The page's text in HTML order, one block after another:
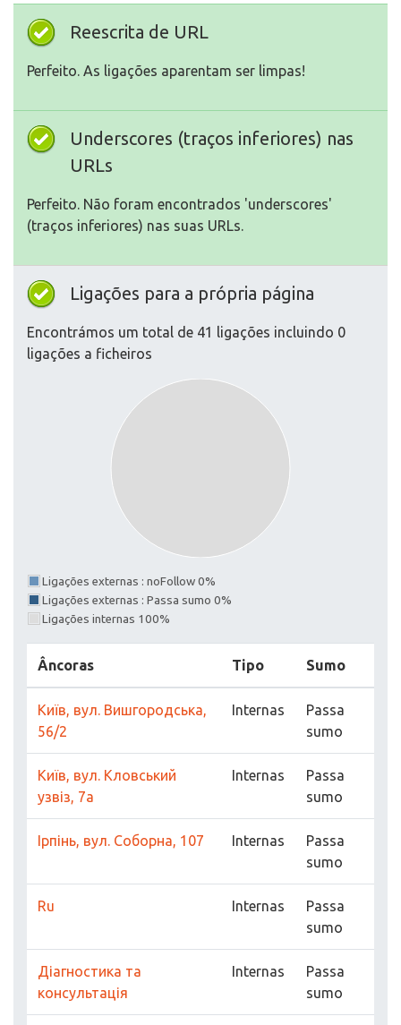
Reescrita de URL
Perfeito. As ligações aparentam ser limpas!
Underscores (traços inferiores) nas
URLs
Perfeito. Não foram encontrados 'underscores'
(traços inferiores) nas suas URLs.
Ligações para a própria página
Encontrámos um total de 41 ligações incluindo 0
ligações a ficheiros
Ligações externas : noFollow 0%
Ligações externas : Passa sumo 0%
Ligações internas 100%
Âncoras Tipo Sumo
Київ, вул. Вишгородська,
56/2
Internas
Passa
sumo
Київ, вул. Кловський
узвіз, 7а
Internas
Passa
sumo
Ірпінь, вул. Соборна, 107 Internas
Passa
sumo
Ru Internas
Passa
sumo
Діагностика та
консультація
Internas
Passa
sumo